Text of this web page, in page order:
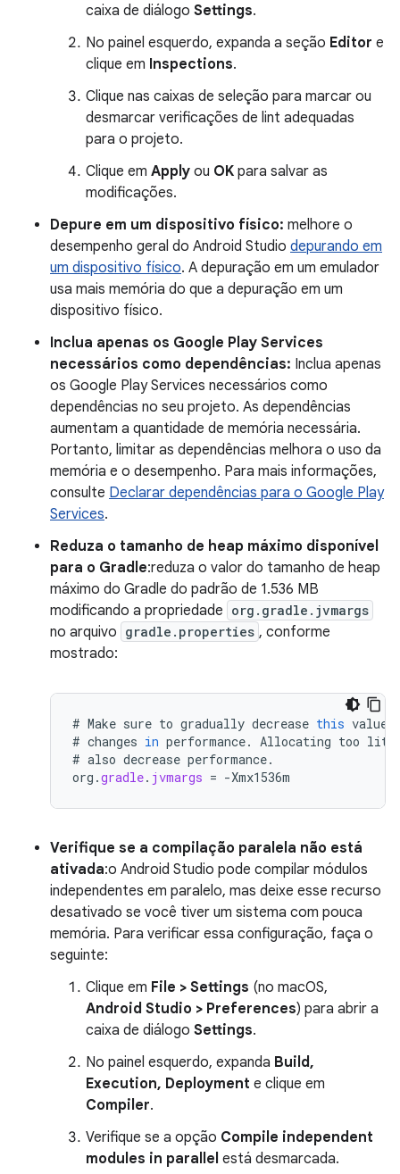
caixa de diálogo Settings.
No painel esquerdo, expanda a seção Editor e
clique em Inspections.
Clique nas caixas de seleção para marcar ou
desmarcar verificações de lint adequadas
para o projeto.
Clique em Apply ou OK para salvar as
modificações.
Depure em um dispositivo físico: melhore o
desempenho geral do Android Studio depurando em
um dispositivo físico. A depuração em um emulador
usa mais memória do que a depuração em um
dispositivo físico.
Inclua apenas os Google Play Services
necessários como dependências: Inclua apenas
os Google Play Services necessários como
dependências no seu projeto. As dependências
aumentam a quantidade de memória necessária.
Portanto, limitar as dependências melhora o uso da
memória e o desempenho. Para mais informações,
consulte Declarar dependências para o Google Play
Services.
Reduza o tamanho de heap máximo disponível
para o Gradle:reduza o valor do tamanho de heap
máximo do Gradle do padrão de 1.536 MB
modificando a propriedade org.gradle.jvmargs
no arquivo gradle.properties , conforme
mostrado:
# Make sure to gradually decrease this value
# changes in performance. Allocating too
# also decrease performance.
org .gradle. jvmargs = -Xmx1536m
Verifique se a compilação paralela não está
ativada:o Android Studio pode compilar módulos
independentes em paralelo, mas deixe esse recurso
desativado se você tiver um sistema com pouca
memória. Para verificar essa configuração, faça o
seguinte:
Clique em File > Settings (no macOS,
Android Studio > Preferences) para abrir a
caixa de diálogo Settings.
No painel esquerdo, expanda Build,
Execution, Deployment e clique em
Compiler.
Verifique se a opção Compile independent
modules in parallel está desmarcada.